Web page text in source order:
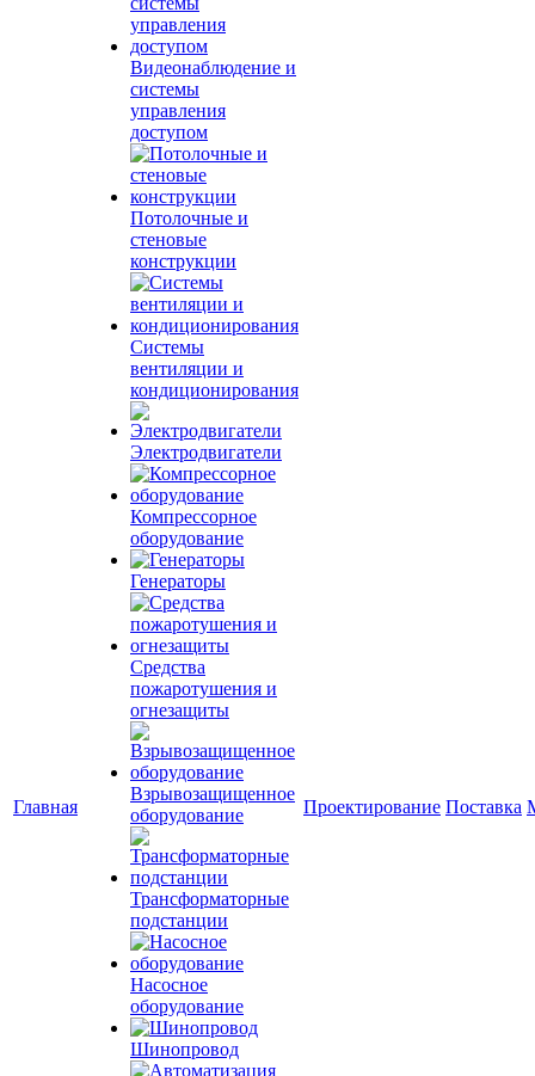
Главная
Видеонаблюдение и
системы
управления
доступом
Потолочные и
стеновые
конструкции
Системы
вентиляции и
кондиционирования
Электродвигатели
Компрессорное
оборудование
Генераторы
Средства
пожаротушения и
огнезащиты
Взрывозащищенное
оборудование
Трансформаторные
подстанции
Насосное
оборудование
Шинопровод
Проектирование Поставка